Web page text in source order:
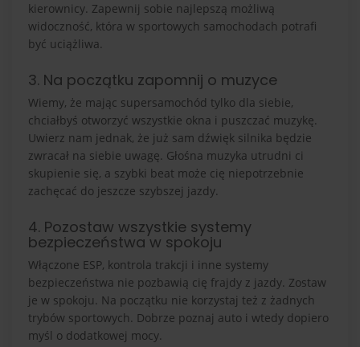
kierownicy. Zapewnij sobie najlepszą możliwą
widoczność, która w sportowych samochodach potrafi
być uciążliwa.
3. Na początku zapomnij o muzyce
Wiemy, że mając supersamochód tylko dla siebie,
chciałbyś otworzyć wszystkie okna i puszczać muzykę.
Uwierz nam jednak, że już sam dźwięk silnika będzie
zwracał na siebie uwagę. Głośna muzyka utrudni ci
skupienie się, a szybki beat może cię niepotrzebnie
zachęcać do jeszcze szybszej jazdy.
4. Pozostaw wszystkie systemy
bezpieczeństwa w spokoju
Włączone ESP, kontrola trakcji i inne systemy
bezpieczeństwa nie pozbawią cię frajdy z jazdy. Zostaw
je w spokoju. Na początku nie korzystaj też z żadnych
trybów sportowych. Dobrze poznaj auto i wtedy dopiero
myśl o dodatkowej mocy.